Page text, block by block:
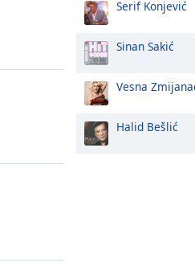
Serif Konjević
Sinan Sakić
Vesna
Halid Bešlić